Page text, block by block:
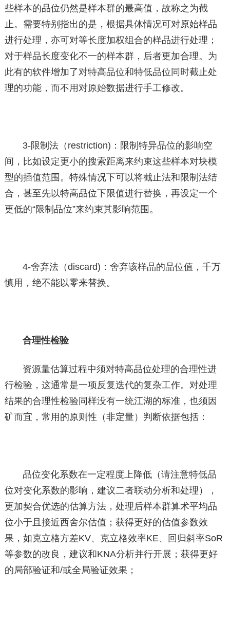
些样本的品位仍然是样本群的最高值，故称之为截
止。需要特别指出的是，根据具体情况可对原始样品
进行处理，亦可对等长度加权组合的样品进行处理；
对于样品长度变化不一的样本群，后者更加合理。为
此有的软件增加了对特高品位和特低品位同时截止处
理的功能，而不用对原始数据进行手工修改。
3-限制法（restriction)：限制特异品位的影响空
间，比如设定更小的搜索距离来约束这些样本对块模
型的插值范围。特殊情况下可以将截止法和限制法结
合，甚至先以特高品位下限值进行替换，再设定一个
更低的“限制品位”来约束其影响范围。
4-舍弃法（discard)：舍弃该样品的品位值，千万
慎用，绝不能以零来替换。
合理性检验
资源量估算过程中须对特高品位处理的合理性进
行检验，这通常是一项反复迭代的复杂工作。对处理
结果的合理性检验同样没有一统江湖的标准，也须因
矿而宜，常用的原则性（非定量）判断依据包括：
品位变化系数在一定程度上降低（请注意特低品
位对变化系数的影响，建议二者联动分析和处理），
更加契合优选的估算方法，处理后样本群算术平均品
位小于且接近西舍尔估值；获得更好的估值参数效
果，如克立格方差KV、克立格效率KE、回归斜率SoR
等参数的改良，建议和KNA分析并行开展；获得更好
的局部验证和/或全局验证效果；